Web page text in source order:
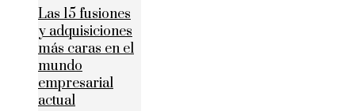
Las 15 fusiones
y adquisiciones
más caras en el
mundo
empresarial
actual